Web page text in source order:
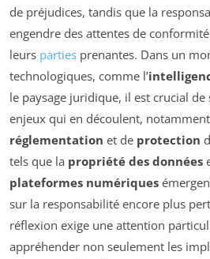
de préjudices, tandis que la
engendre des attentes de
leurs parties prenantes. Dans un
technologiques, comme l’
le paysage juridique, il est crucial de
enjeux qui en découlent,
réglementation et de protection
tels que la propriété des données
plateformes numériques
sur la responsabilité encore plus
réflexion exige une attention
appréhender non seulement les